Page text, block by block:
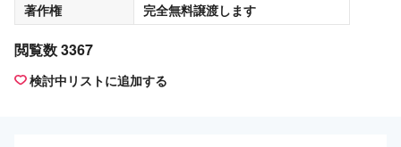
著作権
完全無料譲渡します
閲覧数 3367
検討中リストに追加する